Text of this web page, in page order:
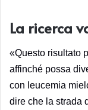
La ricerca
«Questo risultato
affinché possa
con leucemia
dire che la strada